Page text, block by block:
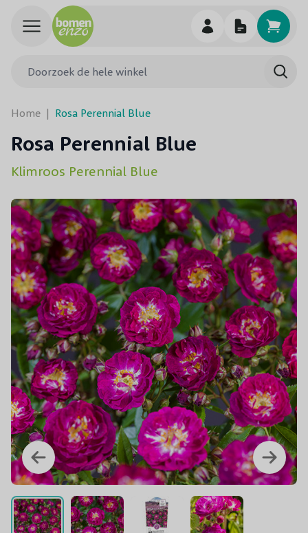
Ga naar de inhoud
Home | Rosa Perennial Blue
Rosa Perennial Blue
Klimroos Perennial Blue